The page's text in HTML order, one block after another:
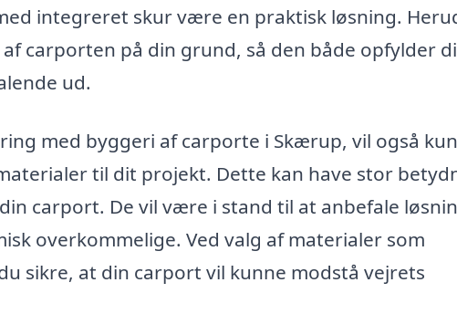
integreret skur være en praktisk løsning.
carporten på din grund, så den både opfylder
ud.
med byggeri af carporte i Skærup, vil også
til dit projekt. Dette kan have stor
carport. De vil være i stand til at anbefale
overkommelige. Ved valg af materialer som
sikre, at din carport vil kunne modstå vejrets